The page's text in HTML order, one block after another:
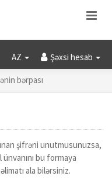
Şəxsi hesab
AZ
bərpası
şifrəni unutmusunuzsa,
bu formaya
ala bilərsiniz.